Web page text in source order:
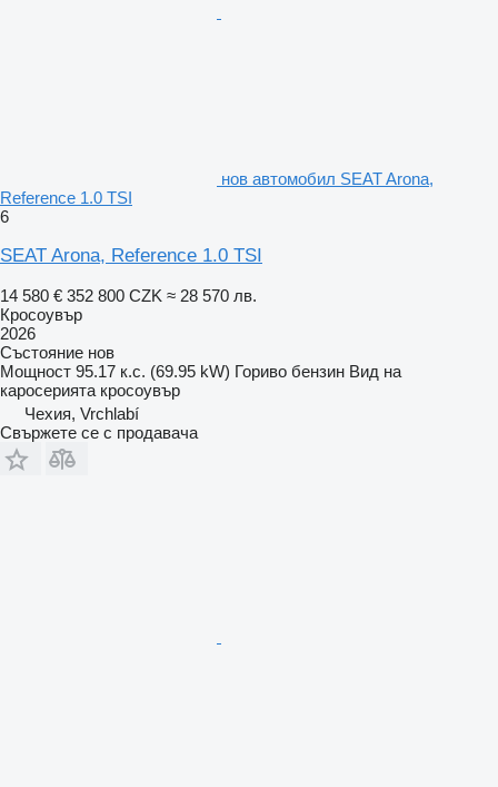
нов автомобил SEAT Arona,
Reference 1.0 TSI
6
SEAT Arona, Reference 1.0 TSI
14 580 € 352 800 CZK ≈ 28 570 лв.
Кросоувър
2026
Състояние нов
Мощност 95.17 к.с. (69.95 kW) Гориво бензин Вид на
каросерията кросоувър
Чехия, Vrchlabí
Свържете се с продавача